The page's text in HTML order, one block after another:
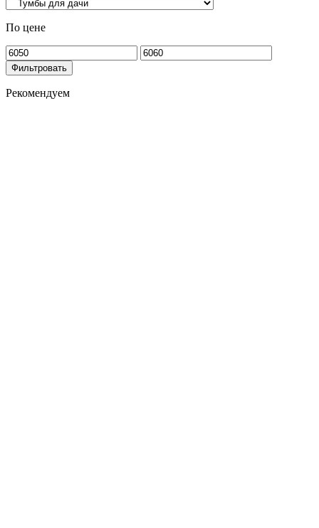
По цене
Фильтровать
Рекомендуем